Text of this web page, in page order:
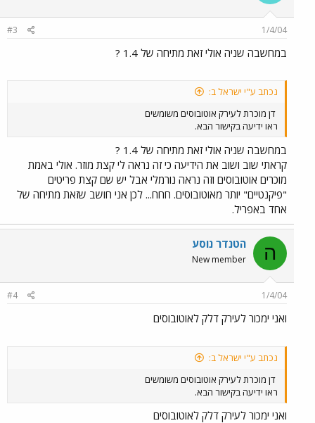
1/4/04
#3
במחשבה שניה אולי זאת מתיחה של 1.4 ?
נכתב ע"י ישראל ב:
דן מוכרת לעירק אוטובוסים משומשים
ראו ידיעה בקישור הבא.
במחשבה שניה אולי זאת מתיחה של 1.4 ?
קראתי שוב ושוב את הידיעה כי זה נראה לי קצת מוזר. אולי באמת
מוכרים אוטובוסים וזה נראה נורמלי אבל יש שם קצת פריטים
"פיקנטיים" יותר מאוטובוסים. חחח... לכן אני חושב שזאת מתיחה של
אחד באפריל.
ה הטנדר נוסע
New member
1/4/04
#4
ואני ימכור לעירק דלק לאוטובוסים
נכתב ע"י ישראל ב:
דן מוכרת לעירק אוטובוסים משומשים
ראו ידיעה בקישור הבא.
ואני ימכור לעירק דלק לאוטובוסים